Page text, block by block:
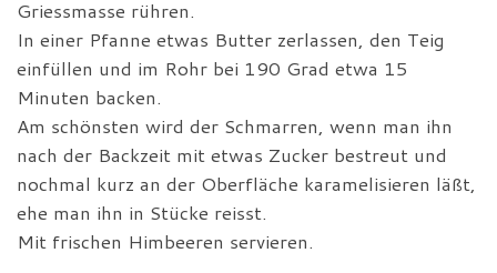
Griessmasse rühren.
In einer Pfanne etwas Butter zerlassen, den Teig
einfüllen und im Rohr bei 190 Grad etwa 15
Minuten backen.
Am schönsten wird der Schmarren, wenn man ihn
nach der Backzeit mit etwas Zucker bestreut und
nochmal kurz an der Oberfläche karamelisieren läßt,
ehe man ihn in Stücke reisst.
Mit frischen Himbeeren servieren.